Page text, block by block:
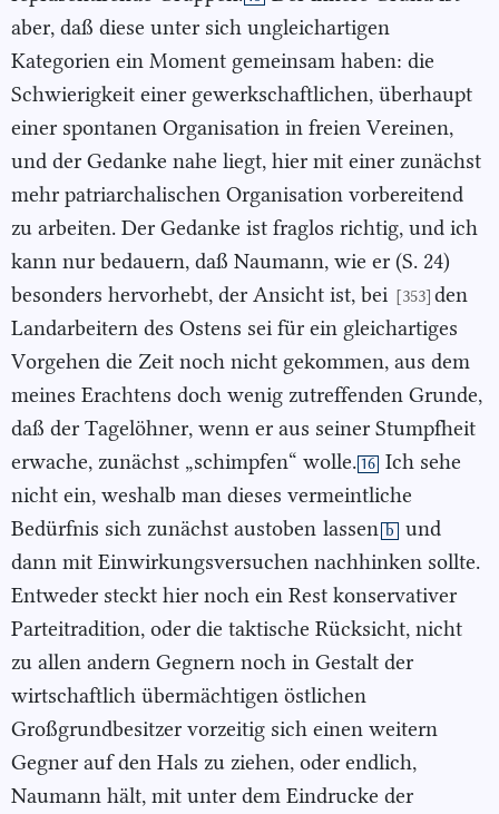
aber, daß diese unter sich ungleichartigen
Kategorien ein Moment gemeinsam haben: die
Schwierigkeit einer gewerkschaftlichen, überhaupt
einer spontanen Organisation in freien Vereinen,
und der Gedanke nahe liegt, hier mit einer zunächst
mehr patriarchalischen Organisation vorbereitend
zu arbeiten. Der Gedanke ist fraglos richtig, und ich
kann nur bedauern, daß Naumann, wie er (S. 24)
besonders hervorhebt, der Ansicht ist, bei [353] den
Landarbeitern des Ostens sei für ein gleichartiges
Vorgehen die Zeit noch nicht gekommen, aus dem
meines Erachtens doch wenig zutreffenden Grunde,
daß der Tagelöhner, wenn er aus seiner Stumpfheit
erwache, zunächst „schimpfen“ wolle. 16 Ich sehe
nicht ein, weshalb man dieses vermeintliche
Bedürfnis sich zunächst austoben lassen b
und
dann mit Einwirkungsversuchen nachhinken sollte.
Entweder steckt hier noch ein Rest konservativer
Parteitradition, oder die taktische Rücksicht, nicht
zu allen andern Gegnern noch in Gestalt der
wirtschaftlich übermächtigen östlichen
Großgrundbesitzer vorzeitig sich einen weitern
Gegner auf den Hals zu ziehen, oder endlich,
Naumann hält, mit unter dem Eindrucke der